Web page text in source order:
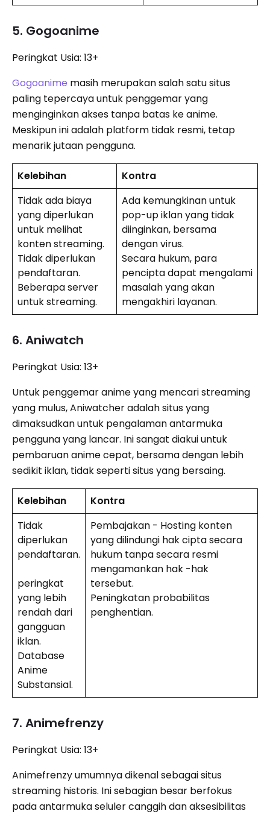
5. Gogoanime
Peringkat Usia: 13+
Gogoanime masih merupakan salah satu situs
paling tepercaya untuk penggemar yang
menginginkan akses tanpa batas ke anime.
Meskipun ini adalah platform tidak resmi, tetap
menarik jutaan pengguna.
Kelebihan
Kontra
Tidak ada biaya
yang diperlukan
untuk melihat
konten streaming.
Tidak diperlukan
pendaftaran.
Beberapa server
untuk streaming.
Ada kemungkinan untuk
pop-up iklan yang tidak
diinginkan, bersama
dengan virus.
Secara hukum, para
pencipta dapat mengalami
masalah yang akan
mengakhiri layanan.
6. Aniwatch
Peringkat Usia: 13+
Untuk penggemar anime yang mencari streaming
yang mulus, Aniwatcher adalah situs yang
dimaksudkan untuk pengalaman antarmuka
pengguna yang lancar. Ini sangat diakui untuk
pembaruan anime cepat, bersama dengan lebih
sedikit iklan, tidak seperti situs yang bersaing.
Kelebihan
Kontra
Tidak
diperlukan
pendaftaran.
peringkat
yang lebih
rendah dari
gangguan
iklan.
Database
Anime
Substansial.
Pembajakan - Hosting konten
yang dilindungi hak cipta secara
hukum tanpa secara resmi
mengamankan hak -hak
tersebut.
Peningkatan probabilitas
penghentian.
7. Animefrenzy
Peringkat Usia: 13+
Animefrenzy umumnya dikenal sebagai situs
streaming historis. Ini sebagian besar berfokus
pada antarmuka seluler canggih dan aksesibilitas